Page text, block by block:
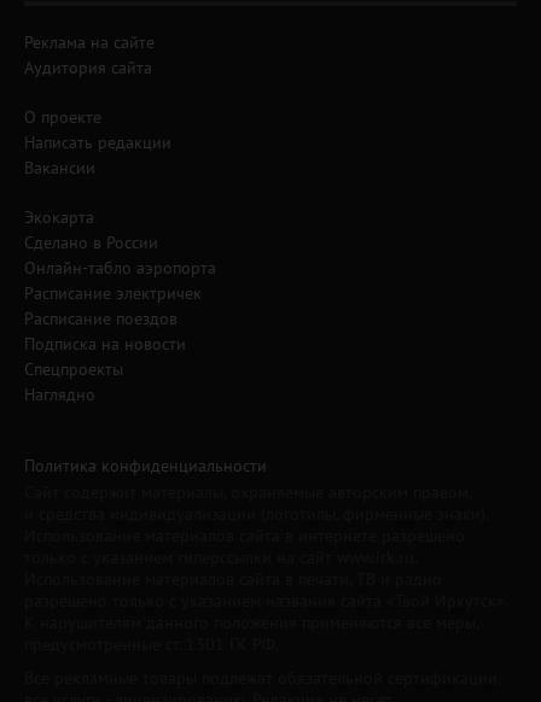
Реклама на сайте
Аудитория сайта
О проекте
Написать редакции
Вакансии
Экокарта
Сделано в России
Онлайн-табло аэропорта
Расписание электричек
Расписание поездов
Подписка на новости
Спецпроекты
Наглядно
Политика конфиденциальности